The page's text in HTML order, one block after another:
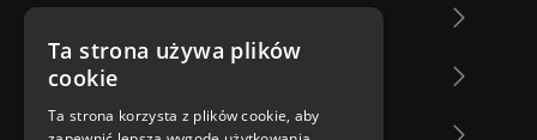
Zakupy u nas
Ta strona używa plików
cookie
Ta strona korzysta z plików cookie, aby